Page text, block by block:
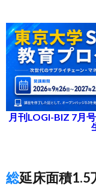
月刊LOGI-BIZ 7月
総延床面積1.5万㎡とグループ最大規模、